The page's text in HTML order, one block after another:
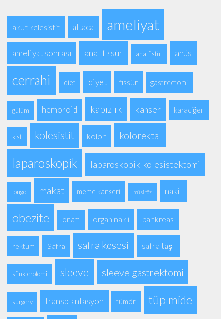
akut kolesistit altaca ameliyat
ameliyat sonrası anal fissür anal fistül anüs
cerrahi diet diyet fissür gastrectomi
gülüm hemoroid kabızlık kanser karaciğer
kist kolesistit kolon kolorektal
laparoskopik laparoskopik kolesistektomi
longo makat meme kanseri müsinöz nakil
obezite onam organ nakli pankreas
rektum Safra safra kesesi safra taşı
sfinkterotomi sleeve sleeve gastrektomi
surgery transplantasyon tümör tüp mide